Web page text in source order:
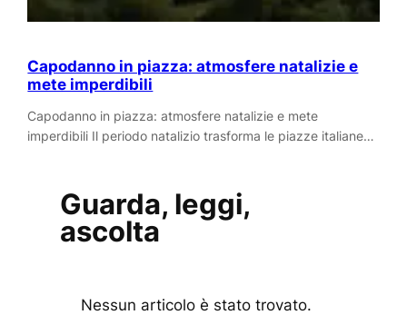
Capodanno in piazza: atmosfere natalizie e
mete imperdibili
Capodanno in piazza: atmosfere natalizie e mete
imperdibili Il periodo natalizio trasforma le piazze italiane…
Guarda, leggi,
ascolta
Nessun articolo è stato trovato.